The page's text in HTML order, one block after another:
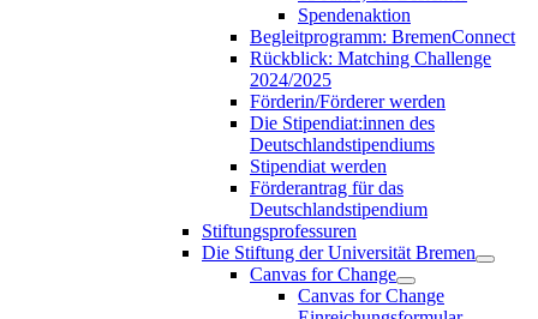
Spendenaktion
Begleitprogramm: BremenConnect
Rückblick: Matching Challenge
2024/2025
Förderin/Förderer werden
Die Stipendiat:innen des
Deutschlandstipendiums
Stipendiat werden
Förderantrag für das
Deutschlandstipendium
Stiftungsprofessuren
Die Stiftung der Universität Bremen
Canvas for Change
Canvas for Change